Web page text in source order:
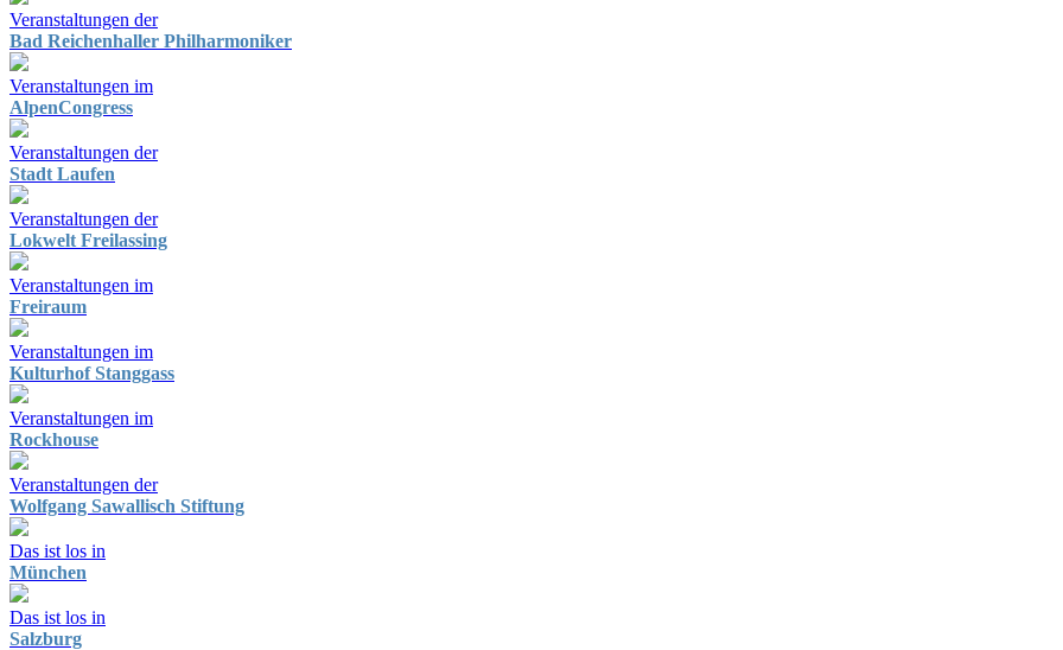
Veranstaltungen der
Bad Reichenhaller Philharmoniker
Veranstaltungen im
AlpenCongress
Veranstaltungen der
Stadt Laufen
Veranstaltungen der
Lokwelt Freilassing
Veranstaltungen im
Freiraum
Veranstaltungen im
Kulturhof Stanggass
Veranstaltungen im
Rockhouse
Veranstaltungen der
Wolfgang Sawallisch Stiftung
Das ist los in
München
Das ist los in
Salzburg